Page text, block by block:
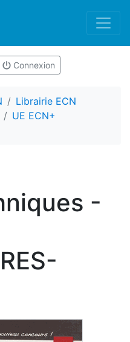
Connexion
Librairie ECN
UE ECN+
-